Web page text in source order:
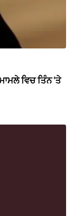
ਵਿਚ ਤਿੰਨ 'ਤੇ